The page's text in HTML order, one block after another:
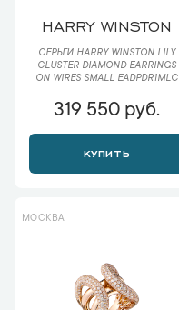
HARRY WINSTON
СЕРЬГИ HARRY WINSTON LILY
CLUSTER DIAMOND EARRINGS
ON WIRES SMALL EADPDR1MLC
319 550 руб.
КУПИТЬ
МОСКВА